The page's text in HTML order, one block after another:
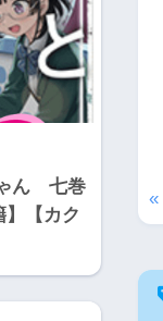
ゃん 七巻
】【カク
«